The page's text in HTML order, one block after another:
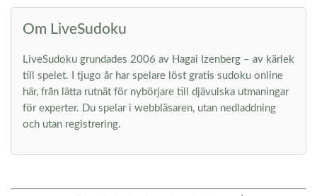
Om LiveSudoku
LiveSudoku grundades 2006 av Hagai Izenberg – av kärlek
till spelet. I tjugo år har spelare löst gratis sudoku online
här, från lätta rutnät för nybörjare till djävulska utmaningar
för experter. Du spelar i webbläsaren, utan nedladdning
och utan registrering.